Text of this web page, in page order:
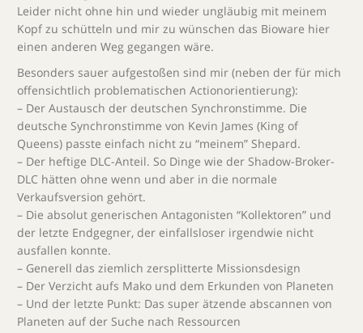
Leider nicht ohne hin und wieder ungläubig mit meinem
Kopf zu schütteln und mir zu wünschen das Bioware hier
einen anderen Weg gegangen wäre.
Besonders sauer aufgestoßen sind mir (neben der für mich
offensichtlich problematischen Actionorientierung):
– Der Austausch der deutschen Synchronstimme. Die
deutsche Synchronstimme von Kevin James (King of
Queens) passte einfach nicht zu “meinem” Shepard.
– Der heftige DLC-Anteil. So Dinge wie der Shadow-Broker-
DLC hätten ohne wenn und aber in die normale
Verkaufsversion gehört.
– Die absolut generischen Antagonisten “Kollektoren” und
der letzte Endgegner, der einfallsloser irgendwie nicht
ausfallen konnte.
– Generell das ziemlich zersplitterte Missionsdesign
– Der Verzicht aufs Mako und dem Erkunden von Planeten
– Und der letzte Punkt: Das super ätzende abscannen von
Planeten auf der Suche nach Ressourcen